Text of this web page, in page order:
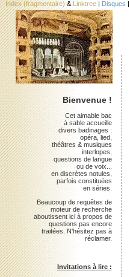
Index (fragmentaire) & Linktree | Disques |
Bienvenue !
Cet aimable bac
à sable accueille
divers badinages :
opéra, lied,
théâtres & musiques
interlopes,
questions de langue
ou de voix...
en discrètes notules,
parfois constituées
en séries.
Beaucoup de requêtes de
moteur de recherche
aboutissent ici à propos de
questions pas encore
traitées. N'hésitez pas à
réclamer.
Invitations à lire :